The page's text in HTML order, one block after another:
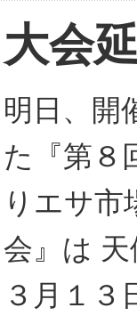
大会
明日、開
た『第８
りエサ市
会』は
３月１３